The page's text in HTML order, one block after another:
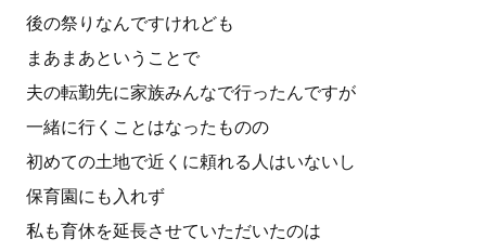
後の祭りなんですけれども
まあまあということで
夫の転勤先に家族みんなで行ったんですが
一緒に行くことはなったものの
初めての土地で近くに頼れる人はいないし
保育園にも入れず
私も育休を延長させていただいたのは